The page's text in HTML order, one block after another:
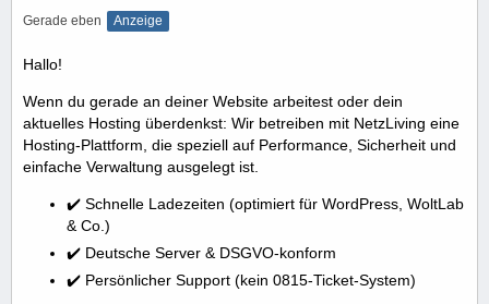
Gerade eben Anzeige
Hallo!
Wenn du gerade an deiner Website arbeitest oder dein
aktuelles Hosting überdenkst: Wir betreiben mit NetzLiving eine
Hosting-Plattform, die speziell auf Performance, Sicherheit und
einfache Verwaltung ausgelegt ist.
✔️ Schnelle Ladezeiten (optimiert für WordPress, WoltLab
& Co.)
✔️ Deutsche Server & DSGVO-konform
✔️ Persönlicher Support (kein 0815-Ticket-System)